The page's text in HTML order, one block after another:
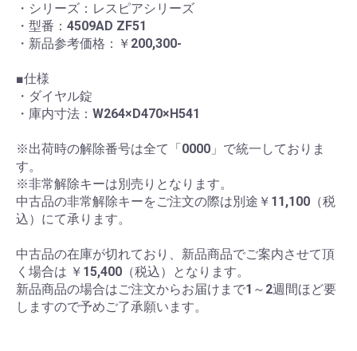
・シリーズ：レスピアシリーズ
・型番：4509AD ZF51
・新品参考価格：￥200,300-
■仕様
・ダイヤル錠
・庫内寸法：W264×D470×H541
※出荷時の解除番号は全て「0000」で統一しておりま
す。
※非常解除キーは別売りとなります。
中古品の非常解除キーをご注文の際は別途￥11,100（税
込）にて承ります。
中古品の在庫が切れており、新品商品でご案内させて頂
く場合は ￥15,400（税込）となります。
新品商品の場合はご注文からお届けまで1～2週間ほど要
しますので予めご了承願います。